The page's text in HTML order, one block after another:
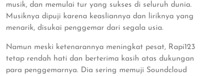
musik, dan memulai tur yang sukses di seluruh dunia.
Musiknya dipuji karena keasliannya dan liriknya yang
menarik, disukai penggemar dari segala usia.
Namun meski ketenarannya meningkat pesat, Rapi123
tetap rendah hati dan berterima kasih atas dukungan
para penggemarnya. Dia sering memuji Soundcloud